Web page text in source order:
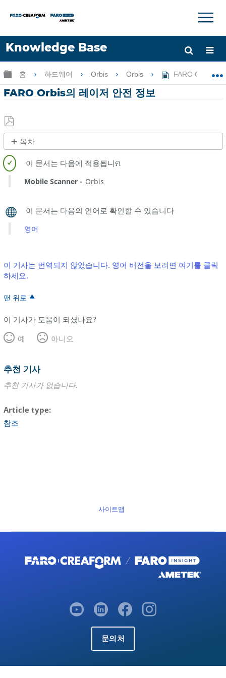
Knowledge Base
언어
도움 받기 로그인
×
글로벌 계층 확장/축소
홈 하드웨어 Orbis Orbis FARO Orbis의
FARO Orbis의 레이저 안전 정보
PDF
로
저
장
목차
제
목
없
음
Mobile Scanner Orbis
영어
이 기사는 번역되지 않았습니다. 영어 버전을 보려면 여기를 클릭
하세요.
맨 위로
이 기사가 도움이 되셨나요?
예
아니오
추천 기사
추천 기사가 없습니다.
Article type
참조
사이트맵
문의처